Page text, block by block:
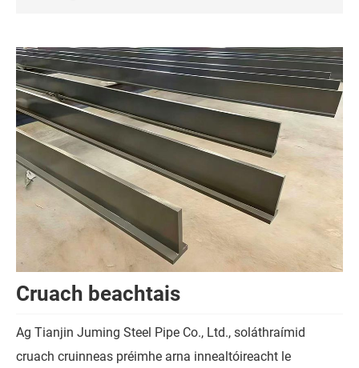
Cruach beachtais
Ag Tianjin Juming Steel Pipe Co., Ltd., soláthraímid
cruach cruinneas préimhe arna innealtóireacht le